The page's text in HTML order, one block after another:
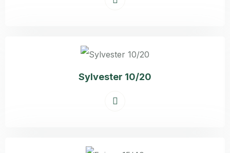
Sylvester 10/20